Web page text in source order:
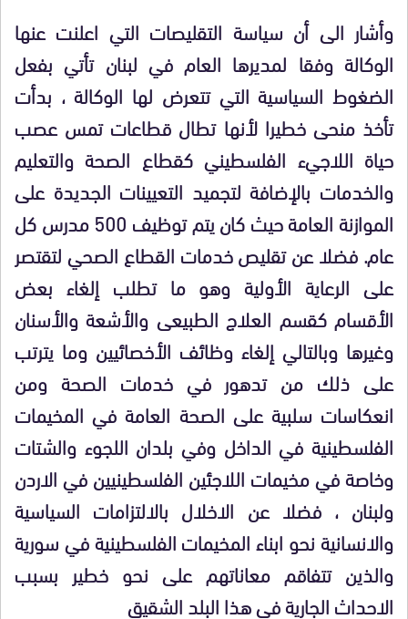
وأشار الى أن سياسة التقليصات التي اعلنت عنها
الوكالة وفقا لمديرها العام في لبنان تأتي بفعل
الضغوط السياسية التي تتعرض لها الوكالة ، بدأت
تأخذ منحى خطيرا لأنها تطال قطاعات تمس عصب
حياة اللاجيء الفلسطيني كقطاع الصحة والتعليم
والخدمات بالإضافة لتجميد التعيينات الجديدة على
الموازنة العامة حيث كان يتم توظيف 500 مدرس كل
عام.فضلا عنتقليص خدمات القطاع الصحي لتقتصر
على الرعاية الأولية وهو ما تطلب إلغاء بعض
الأقسام كقسم العلاج الطبيعى والأشعة والأسنان
وغيرها وبالتالي إلغاء وظائف الأخصائيين وما يترتب
على ذلك من تدهور في خدمات الصحة ومن
انعكاسات سلبية على الصحة العامة في المخيمات
الفلسطينية في الداخل وفي بلدان اللجوء والشتات
وخاصة في مخيمات اللاجئين الفلسطينيين في الاردن
ولبنان ، فضلا عن الاخلال بالالتزامات السياسية
والانسانية نحو ابناء المخيمات الفلسطينية في سورية
والذين تتفاقم معاناتهم على نحو خطير بسبب
الاحداث الجارية في هذا البلد الشقيق